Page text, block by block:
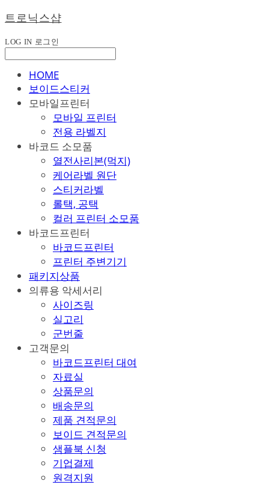
트로닉스샵
LOG IN 로그인
HOME
보이드스티커
모바일프린터
모바일 프린터
전용 라벨지
바코드 소모품
열전사리본(먹지)
케어라벨 원단
스티커라벨
롤택, 공택
컬러 프린터 소모품
바코드프린터
바코드프린터
프린터 주변기기
패키지상품
의류용 악세서리
사이즈링
실고리
군번줄
고객문의
바코드프린터 대여
자료실
상품문의
배송문의
제품 견적문의
보이드 견적문의
샘플북 신청
기업결제
원격지원